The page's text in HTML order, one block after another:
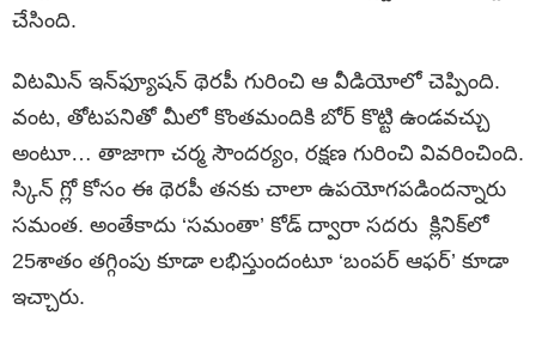
చేసింది.
విటమిన్ ఇన్‌ఫ్యూషన్ థెరపీ గురించి ఆ వీడియోలో చెప్పింది.
వంట, తోటపనితో మీలో కొంతమందికి బోర్‌ కొట్టి ఉండవచ్చు
అంటూ… తాజాగా చర్మ సౌందర్యం, రక్షణ గురించి వివరించింది.
స్కిన్‌ గ్లో కోసం ఈ థెరపీ తనకు చాలా ఉపయోగపడిందన్నారు
సమంత. అంతేకాదు ‘సమంతా’ కోడ్‌ ద్వారా సదరు ‍ క్లినిక్‌లో
25శాతం తగ్గింపు కూడా లభిస్తుందంటూ ‘బంపర్‌ ఆఫర్‌’ కూడా
ఇచ్చారు.